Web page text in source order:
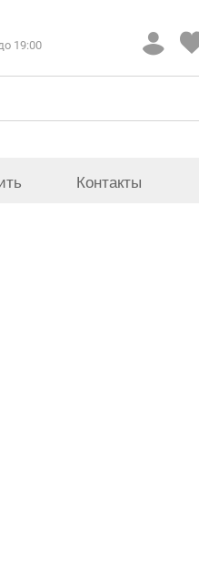
19:00
Контакты